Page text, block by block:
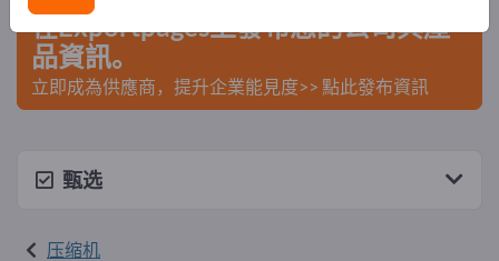
在Exportpages上發布您的公司與產
品資訊。
立即成為供應商，提升企業能見度>> 點此發布資訊
甄选
压缩机